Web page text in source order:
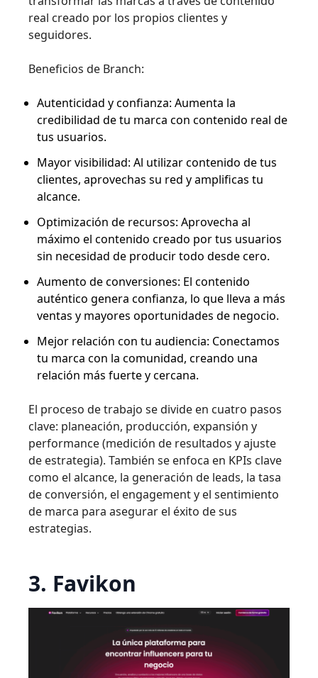
real creado por los propios clientes y
seguidores.
Beneficios de Branch:
Autenticidad y confianza: Aumenta la
credibilidad de tu marca con contenido real de
tus usuarios.
Mayor visibilidad: Al utilizar contenido de tus
clientes, aprovechas su red y amplificas tu
alcance.
Optimización de recursos: Aprovecha al
máximo el contenido creado por tus usuarios
sin necesidad de producir todo desde cero.
Aumento de conversiones: El contenido
auténtico genera confianza, lo que lleva a más
ventas y mayores oportunidades de negocio.
Mejor relación con tu audiencia: Conectamos
tu marca con la comunidad, creando una
relación más fuerte y cercana.
El proceso de trabajo se divide en cuatro pasos
clave: planeación, producción, expansión y
performance (medición de resultados y ajuste
de estrategia). También se enfoca en KPIs clave
como el alcance, la generación de leads, la tasa
de conversión, el engagement y el sentimiento
de marca para asegurar el éxito de sus
estrategias.
3. Favikon